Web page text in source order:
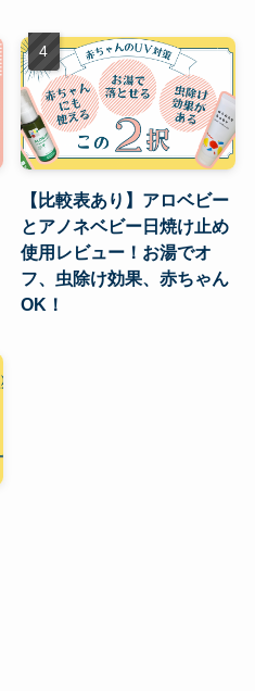
【比較表あり】アロベビー
とアノネベビー日焼け止め
使用レビュー！お湯でオ
フ、虫除け効果、赤ちゃん
OK！